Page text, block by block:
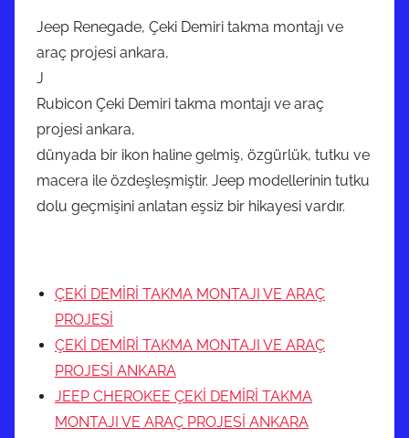
Jeep Renegade, Çeki Demiri takma montajı ve
araç projesi ankara,
J
Rubicon Çeki Demiri takma montajı ve araç
projesi ankara,
dünyada bir ikon haline gelmiş, özgürlük, tutku ve
macera ile özdeşleşmiştir. Jeep modellerinin tutku
dolu geçmişini anlatan eşsiz bir hikayesi vardır.
ÇEKİ DEMİRİ TAKMA MONTAJI VE ARAÇ
PROJESİ
ÇEKİ DEMİRİ TAKMA MONTAJI VE ARAÇ
PROJESİ ANKARA
JEEP CHEROKEE ÇEKİ DEMİRİ TAKMA
MONTAJI VE ARAÇ PROJESİ ANKARA